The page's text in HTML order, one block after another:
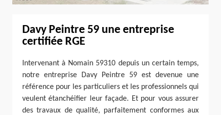
Davy Peintre 59 une entreprise
certifiée RGE
Intervenant à Nomain 59310 depuis un certain temps,
notre entreprise Davy Peintre 59 est devenue une
référence pour les particuliers et les professionnels qui
veulent étanchéifier leur façade. Et pour vous assurer
des travaux de qualité, parfaitement conformes aux